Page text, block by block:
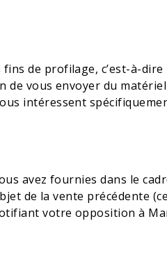
de profilage, c’est-à-dire
de vous envoyer du
intéressent
avez fournies dans le
de la vente précédente
votre opposition à